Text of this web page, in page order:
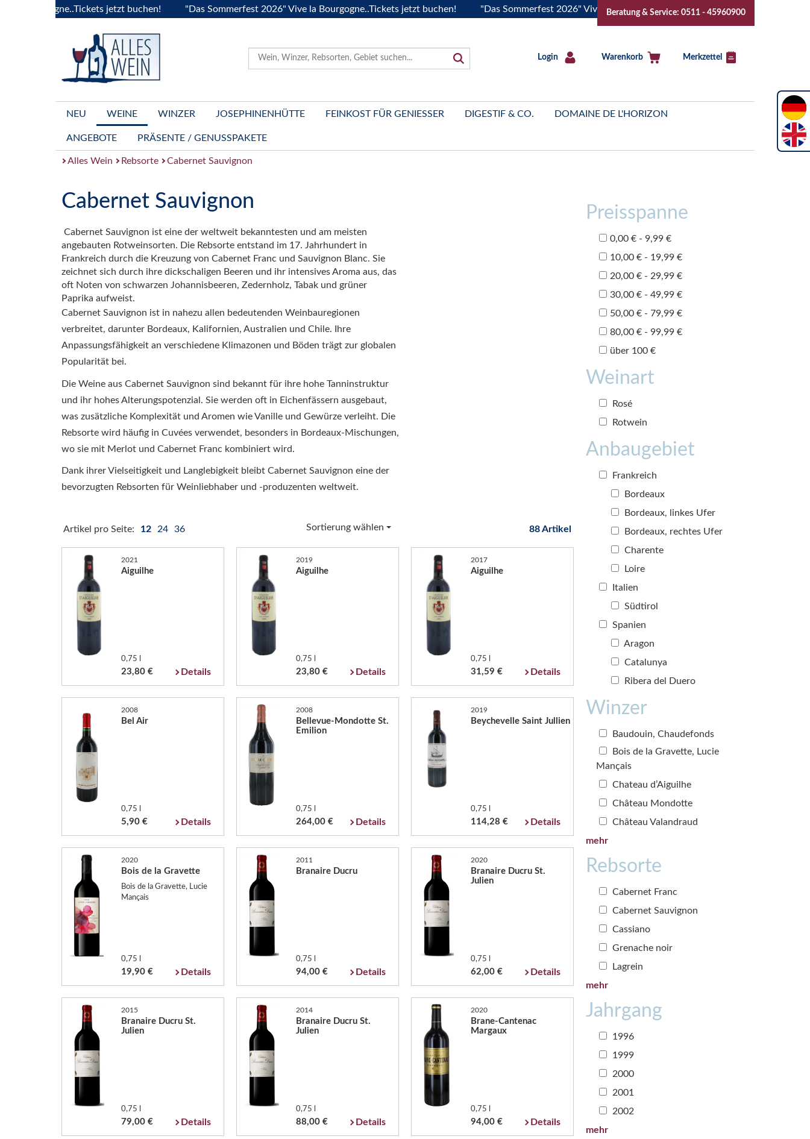
jetzt buchen! "Das Sommerfest 2026" Vive la Bourgogne..Tickets jetzt buchen! "Das Sommerfest 2026" Vive la Bourgogne..Tickets jetzt buchen!
Beratung & Service: 0511 - 45960900
Login Warenkorb Merkzettel
NEU WEINE WINZER JOSEPHINENHÜTTE FEINKOST FÜR GENIESSER DIGESTIF & CO. DOMAINE DE L'HORIZON
ANGEBOTE PRÄSENTE / GENUSSPAKETE
Alles Wein Rebsorte Cabernet Sauvignon
Cabernet Sauvignon
Cabernet Sauvignon ist eine der weltweit bekanntesten und am meisten
angebauten Rotweinsorten. Die Rebsorte entstand im 17. Jahrhundert in
Frankreich durch die Kreuzung von Cabernet Franc und Sauvignon Blanc. Sie
zeichnet sich durch ihre dickschaligen Beeren und ihr intensives Aroma aus, das
oft Noten von schwarzen Johannisbeeren, Zedernholz, Tabak und grüner
Paprika aufweist.
Cabernet Sauvignon ist in nahezu allen bedeutenden Weinbauregionen
verbreitet, darunter Bordeaux, Kalifornien, Australien und Chile. Ihre
Anpassungsfähigkeit an verschiedene Klimazonen und Böden trägt zur globalen
Popularität bei.
Die Weine aus Cabernet Sauvignon sind bekannt für ihre hohe Tanninstruktur
und ihr hohes Alterungspotenzial. Sie werden oft in Eichenfässern ausgebaut,
was zusätzliche Komplexität und Aromen wie Vanille und Gewürze verleiht. Die
Rebsorte wird häufig in Cuvées verwendet, besonders in Bordeaux-Mischungen,
wo sie mit Merlot und Cabernet Franc kombiniert wird.
Dank ihrer Vielseitigkeit und Langlebigkeit bleibt Cabernet Sauvignon eine der
bevorzugten Rebsorten für Weinliebhaber und -produzenten weltweit.
Artikel pro Seite: 12 24 36 Sortierung wählen 88 Artikel
2021
Aiguilhe
0,75 l
23,80 € Details
2019
Aiguilhe
0,75 l
23,80 € Details
2017
Aiguilhe
0,75 l
31,59 € Details
2008
Bel Air
0,75 l
5,90 € Details
2008
Bellevue-Mondotte St.
Emilion
0,75 l
264,00 € Details
2019
Beychevelle Saint Jullien
0,75 l
114,28 € Details
2020
Bois de la Gravette
Bois de la Gravette, Lucie
Mançais
0,75 l
19,90 € Details
2011
Branaire Ducru
0,75 l
94,00 € Details
2020
Branaire Ducru St.
Julien
0,75 l
62,00 € Details
2015
Branaire Ducru St.
Julien
0,75 l
79,00 € Details
2014
Branaire Ducru St.
Julien
0,75 l
88,00 € Details
2020
Brane-Cantenac
Margaux
0,75 l
94,00 € Details
Preisspanne
0,00 € - 9,99 €
10,00 € - 19,99 €
20,00 € - 29,99 €
30,00 € - 49,99 €
50,00 € - 79,99 €
80,00 € - 99,99 €
über 100 €
Weinart
Rosé
Rotwein
Anbaugebiet
Frankreich
Bordeaux
Bordeaux, linkes Ufer
Bordeaux, rechtes Ufer
Charente
Loire
Italien
Südtirol
Spanien
Aragon
Catalunya
Ribera del Duero
Winzer
Baudouin, Chaudefonds
Bois de la Gravette, Lucie
Mançais
Chateau d’Aiguilhe
Château Mondotte
Château Valandraud
mehr
Rebsorte
Cabernet Franc
Cabernet Sauvignon
Cassiano
Grenache noir
Lagrein
mehr
Jahrgang
1996
1999
2000
2001
2002
mehr